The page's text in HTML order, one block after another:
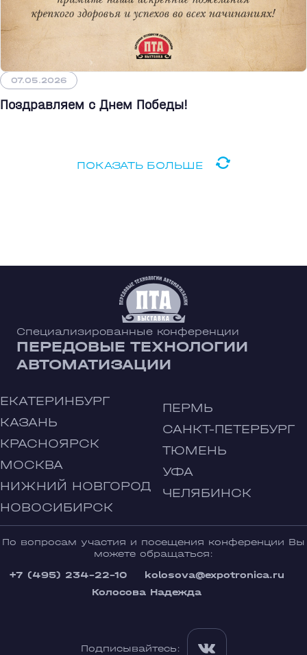
07.05.2026
Поздравляем с Днем Победы!
ПОКАЗАТЬ БОЛЬШЕ
Специализированные конференции
ПЕРЕДОВЫЕ ТЕХНОЛОГИИ
АВТОМАТИЗАЦИИ
ЕКАТЕРИНБУРГ
КАЗАНЬ
КРАСНОЯРСК
МОСКВА
НИЖНИЙ НОВГОРОД
НОВОСИБИРСК
ПЕРМЬ
САНКТ-ПЕТЕРБУРГ
ТЮМЕНЬ
УФА
ЧЕЛЯБИНСК
По вопросам участия и посещения конференции Вы
можете обращаться:
+7 (495) 234-22-10
kolosova@expotronica.ru
Колосова Надежда
Подписывайтесь: